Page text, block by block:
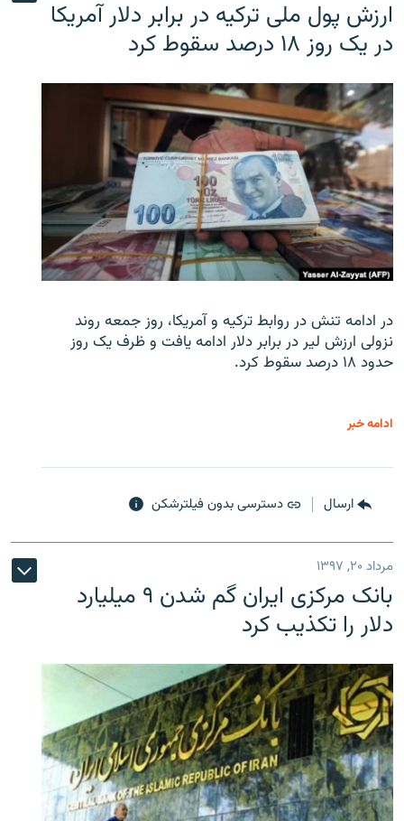
ارزش پول ملی ترکیه در برابر دلار آمریکا
در یک روز ۱۸ درصد سقوط کرد
در ادامه تنش در روابط ترکیه و آمریکا، روز جمعه روند
نزولی ارزش لیر در برابر دلار ادامه یافت و ظرف یک روز
حدود ۱۸ درصد سقوط کرد.
ادامه خبر
ارسال دسترسی بدون فیلترشکن
مرداد ۲۰, ۱۳۹۷
بانک مرکزی ایران گم شدن ۹ میلیارد
دلار را تکذیب کرد